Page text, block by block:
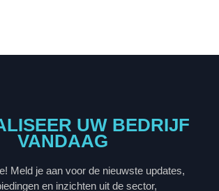
UW BEDRIJF
VANDAAG
Meld je aan voor de nieuwste updates,
en inzichten uit de sector,